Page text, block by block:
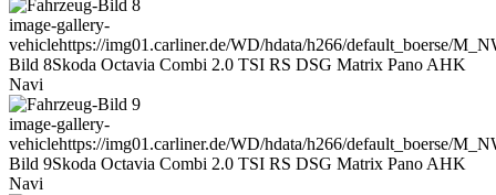
image-gallery-
vehiclehttps://img01.carliner.de/WD/hdata/h266/default_boerse/
Bild 8Skoda Octavia Combi 2.0 TSI RS DSG Matrix Pano AHK
Navi
image-gallery-
vehiclehttps://img01.carliner.de/WD/hdata/h266/default_boerse/
Bild 9Skoda Octavia Combi 2.0 TSI RS DSG Matrix Pano AHK
Navi